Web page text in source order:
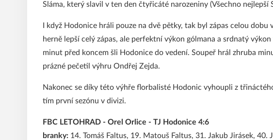
Sláma, který slavil v ten den čtyřicáté narozeniny (Všechno nejlepší
I když Hodonice hráli pouze na dvě pětky, tak byl zápas celou dobu
herně lepší celý zápas, ale perfektní výkon gólmana a srdnatý
minut před koncem šli Hodonice do vedení. Soupeř hrál zhruba
prázné pečetil výhru Ondřej Zejda.
Nakonec se díky této výhře florbalisté Hodonic vyhoupli z
tím první sezónu v divizi.
FBC LETOHRAD - Orel Orlice - TJ Hodonice 4:6
branky: 14. Tomáš Faltus, 19. Matouš Faltus, 31. Jakub Jirásek,